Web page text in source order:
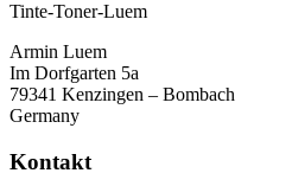
Tinte-Toner-Luem
Armin Luem
Im Dorfgarten 5a
79341 Kenzingen – Bombach
Germany
Kontakt